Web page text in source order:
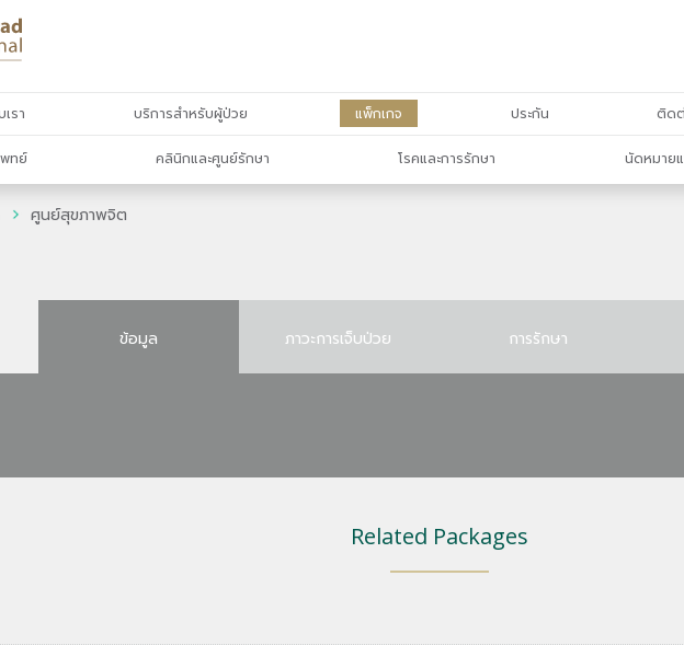
รา บริการสำหรับผู้ป่วย แพ็กเกจ ประกัน ติดต่
ทย์ คลินิกและศูนย์รักษา โรคและการรักษา นัดหมาย
ศูนย์สุขภาพจิต
ข้อมูล ภาวะการเจ็บป่วย การรักษา
Related Packages